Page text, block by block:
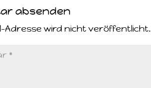
absenden
Adresse wird nicht veröffentlicht.